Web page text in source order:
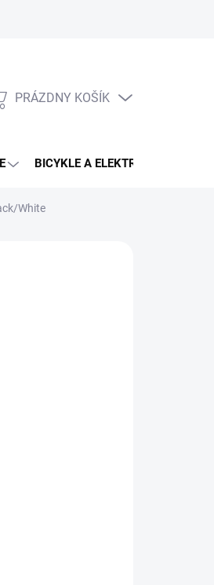
NÁKUPNÝ
PRÁZDNY KOŠÍK
BICYKLE A ELEKTRO BICYKLE
White